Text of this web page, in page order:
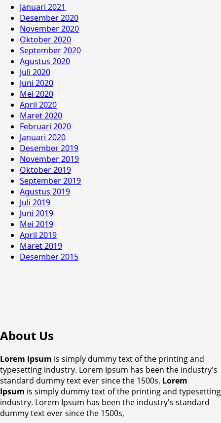
Januari 2021
Desember 2020
November 2020
Oktober 2020
September 2020
Agustus 2020
Juli 2020
Juni 2020
Mei 2020
April 2020
Maret 2020
Februari 2020
Januari 2020
Desember 2019
November 2019
Oktober 2019
September 2019
Agustus 2019
Juli 2019
Juni 2019
Mei 2019
April 2019
Maret 2019
Desember 2015
About Us
Lorem Ipsum is simply dummy text of the printing and
typesetting industry. Lorem Ipsum has been the industry's
standard dummy text ever since the 1500s, Lorem
Ipsum is simply dummy text of the printing and typesetting
industry. Lorem Ipsum has been the industry's standard
dummy text ever since the 1500s,